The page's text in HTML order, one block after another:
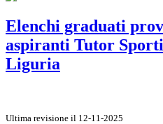
Elenchi graduati
aspiranti Tutor
Liguria
Ultima revisione il 12-11-2025